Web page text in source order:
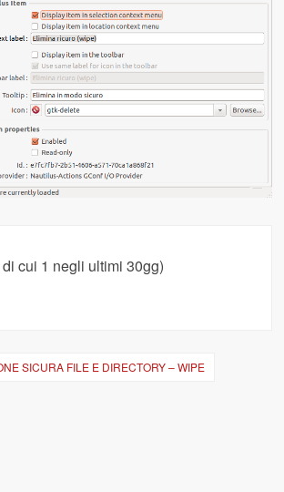
cui 1 negli ultimi 30gg)
SICURA FILE E DIRECTORY – WIPE